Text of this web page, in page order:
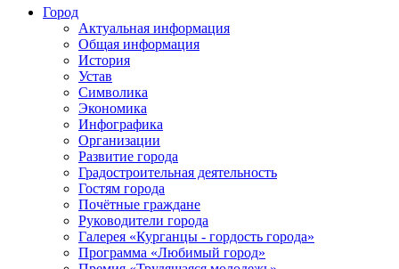
Город
Актуальная информация
Общая информация
История
Устав
Символика
Экономика
Инфографика
Организации
Развитие города
Градостроительная деятельность
Гостям города
Почётные граждане
Руководители города
Галерея «Курганцы - гордость города»
Программа «Любимый город»